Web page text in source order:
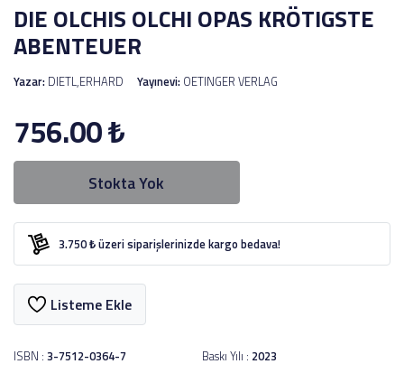
DIE OLCHIS OLCHI OPAS KRÖTIGSTE
ABENTEUER
Yazar: DIETL,ERHARD Yayınevi: OETINGER VERLAG
756.00₺
Stokta Yok
3.750 ₺ üzeri siparişlerinizde kargo bedava!
Listeme Ekle
ISBN : 3-7512-0364-7 Baskı Yılı : 2023